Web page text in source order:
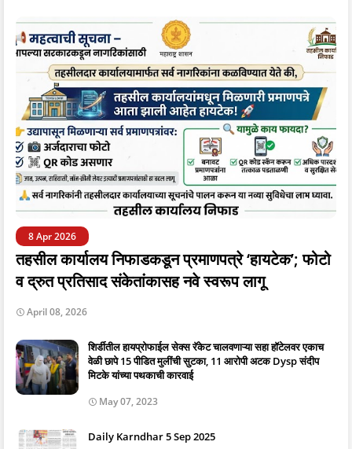
8 Apr 2026
तहसील कार्यालय निफाडकडून प्रमाणपत्रे ‘हायटेक’; फोटो
व द्रुत प्रतिसाद संकेतांकासह नवे स्वरूप लागू
April 08, 2026
शिर्डीतील हायप्रोफाईल सेक्स रॅकेट चालवणाऱ्या सहा हॉटेलवर एकाच
वेळी छापे 15 पीडित मुलींची सुटका, 11 आरोपी अटक Dysp संदीप
मिटके यांच्या पथकाची कारवाई
May 07, 2023
Daily Karndhar 5 Sep 2025